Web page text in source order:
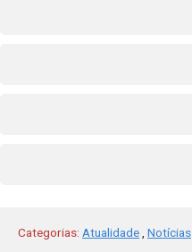
Categorias: Atualidade Notícias